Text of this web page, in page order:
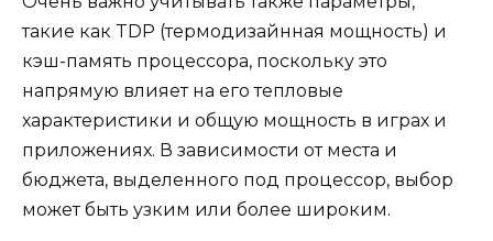
такие как TDP (термодизайнная мощность) и
кэш-память процессора, поскольку это
напрямую влияет на его тепловые
характеристики и общую мощность в играх и
приложениях. В зависимости от места и
бюджета, выделенного под процессор, выбор
может быть узким или более широким.